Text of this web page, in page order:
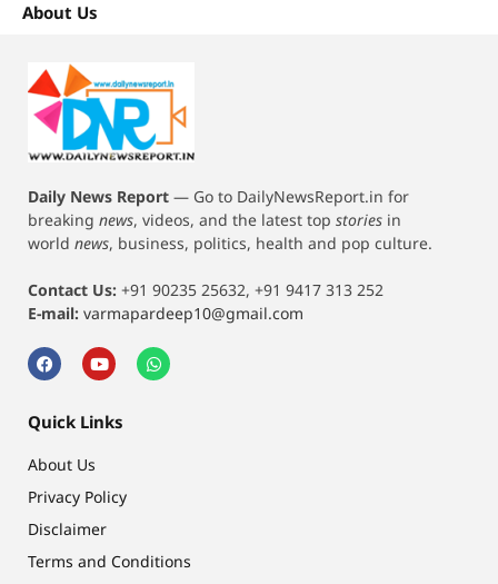
About Us
Daily News Report — Go to DailyNewsReport.in for
breaking news, videos, and the latest top stories in
world news, business, politics, health and pop culture.
Contact Us: +91 90235 25632, +91 9417 313 252
E-mail: varmapardeep10@gmail.com
Quick Links
About Us
Privacy Policy
Disclaimer
Terms and Conditions